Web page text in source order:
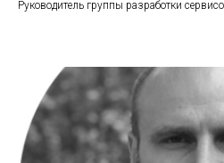
Руководитель группы разработки